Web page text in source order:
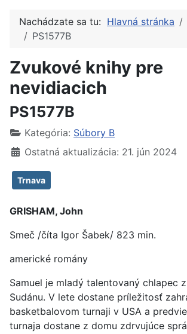
Nachádzate sa tu: Hlavná stránka
PS1577B
Zvukové knihy pre
nevidiacich
PS1577B
Kategória: Súbory B
Ostatná aktualizácia: 21. jún 2024
Trnava
GRISHAM, John
Smeč /číta Igor Šabek/ 823 min.
americké romány
Samuel je mladý talentovaný chlapec
Sudánu. V lete dostane príležitosť
basketbalovom turnaji v USA a
turnaja dostane z domu zdrvujúce